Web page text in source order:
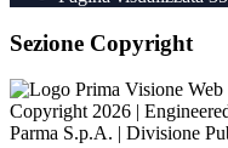
Sezione Copyright
Copyright 2026 |
Parma S.p.A. | Divisione